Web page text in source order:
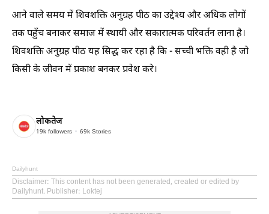
आने वाले समय में शिवशक्ति अनुग्रह पीठ का उद्देश्य और अधिक लोगों
तक पहुँच बनाकर समाज में स्थायी और सकारात्मक परिवर्तन लाना है।
शिवशक्ति अनुग्रह पीठ यह सिद्ध कर रहा है कि - सच्ची भक्ति वही है जो
किसी के जीवन में प्रकाश बनकर प्रवेश करे।
लोकतेज
19k followers 69k Stories
Dailyhunt
Disclaimer: This content has not been generated, created or edited by
Dailyhunt. Publisher: Loktej